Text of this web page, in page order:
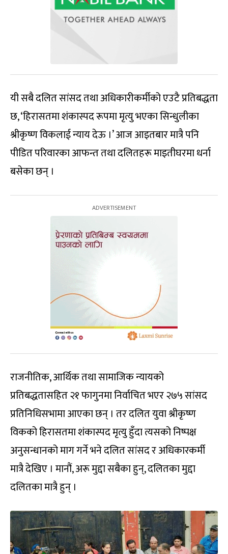
यी सबै दलित सांसद तथा अधिकारीकर्मीको एउटै प्रतिबद्धता
छ, ‘हिरासतमा शंकास्पद रूपमा मृत्यु भएका सिन्धुलीका
श्रीकृष्ण विकलाई न्याय देऊ ।’ आज आइतबार मात्रै पनि
पीडित परिवारका आफन्त तथा दलितहरू माइतीघरमा धर्ना
बसेका छन् ।
राजनीतिक, आर्थिक तथा सामाजिक न्यायको
प्रतिबद्धतासहित २१ फागुनमा निर्वाचित भएर २७५ सांसद
प्रतिनिधिसभामा आएका छन् । तर दलित युवा श्रीकृष्ण
विकको हिरासतमा शंकास्पद मृत्यु हुँदा त्यसको निष्पक्ष
अनुसन्धानको माग गर्ने भने दलित सांसद र अधिकारकर्मी
मात्रै देखिए । मानौं, अरू मुद्दा सबैका हुन्, दलितका मुद्दा
दलितका मात्रै हुन् ।